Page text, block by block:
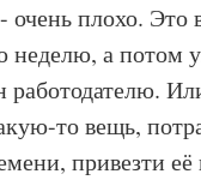
очень плохо. Это
неделю, а потом
работодателю.
то вещь,
привезти